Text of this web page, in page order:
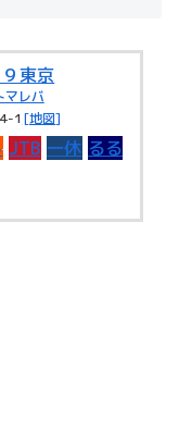
東京
マレバ
1 [地図]
JTB 一休 るる